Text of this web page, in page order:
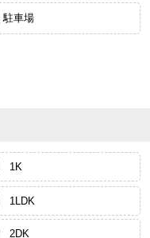
駐車場
1K
1LDK
2DK